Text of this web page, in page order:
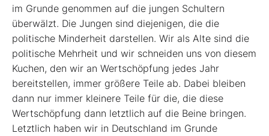
im Grunde genommen auf die jungen Schultern
überwälzt. Die Jungen sind diejenigen, die die
politische Minderheit darstellen. Wir als Alte sind die
politische Mehrheit und wir schneiden uns von diesem
Kuchen, den wir an Wertschöpfung jedes Jahr
bereitstellen, immer größere Teile ab. Dabei bleiben
dann nur immer kleinere Teile für die, die diese
Wertschöpfung dann letztlich auf die Beine bringen.
Letztlich haben wir in Deutschland im Grunde